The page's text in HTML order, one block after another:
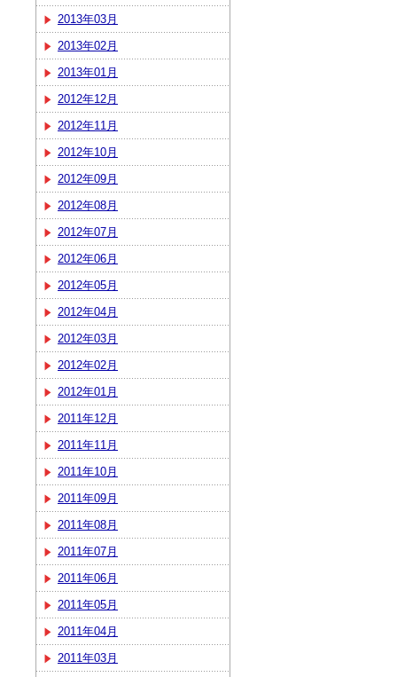
2013年03月
2013年02月
2013年01月
2012年12月
2012年11月
2012年10月
2012年09月
2012年08月
2012年07月
2012年06月
2012年05月
2012年04月
2012年03月
2012年02月
2012年01月
2011年12月
2011年11月
2011年10月
2011年09月
2011年08月
2011年07月
2011年06月
2011年05月
2011年04月
2011年03月